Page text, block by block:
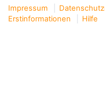
Impressum
Erstinformationen
Hilfe